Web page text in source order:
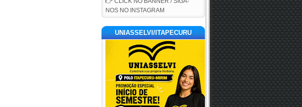
NOS NO INSTAGRAM
UNIASSELVI/ITAPECURU